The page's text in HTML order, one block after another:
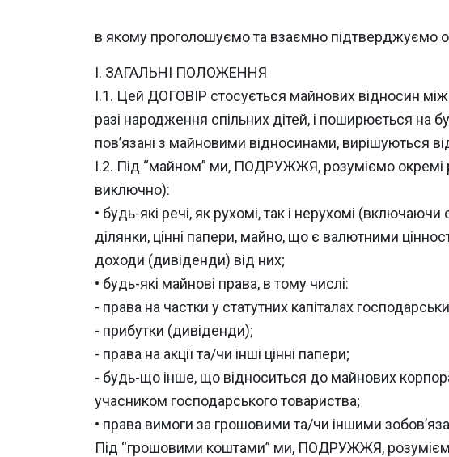
в якому проголошуємо та взаємно підтверджуємо
І. ЗАГАЛЬНІ ПОЛОЖЕННЯ
І.1. Цей ДОГОВІР стосується майнових відносин
разі народження спільних дітей, і поширюється на
пов’язані з майновими відносинами, вирішуються
І.2. Під “майном” ми, ПОДРУЖЖЯ, розуміємо окремі
виключно):
• будь-які речі, як рухомі, так і нерухомі
ділянки, цінні папери, майно, що є валютними
доходи (дивіденди) від них;
• будь-які майнові права, в тому числі:
- права на частки у статутних капіталах
- прибутки (дивіденди);
- права на акції та/чи інші цінні папери;
- будь-що інше, що відноситься до майнових
учасником господарського товариства;
• права вимоги за грошовими та/чи іншими
Під “грошовими коштами” ми, ПОДРУЖЖЯ, розуміємо